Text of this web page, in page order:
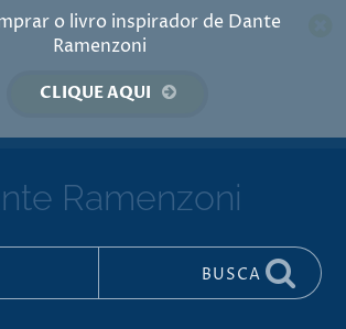
o livro inspirador de Dante
Ramenzoni
CLIQUE AQUI
Ramenzoni
BUSCA